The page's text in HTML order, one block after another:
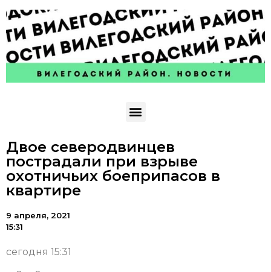
Двое северодвинцев
пострадали при взрыве
охотничьих боеприпасов в
квартире
9 апреля, 2021
15:31
сегодня 15:31